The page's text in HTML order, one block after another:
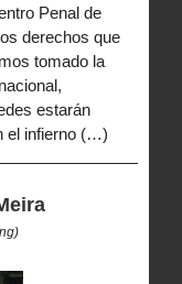
Penal de
derechos que
tomado la
estarán
el infierno (…)